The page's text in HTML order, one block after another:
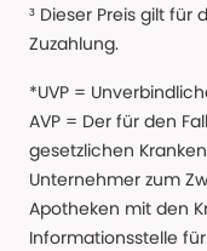
³ Dieser Preis gilt für
Zuzahlung.
*UVP =
AVP = Der für den
gesetzlichen
Unternehmer zum
Apotheken mit den
Informationsstelle